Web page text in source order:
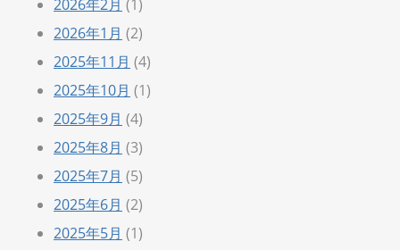
2026年2月 (1)
2026年1月 (2)
2025年11月 (4)
2025年10月 (1)
2025年9月 (4)
2025年8月 (3)
2025年7月 (5)
2025年6月 (2)
2025年5月 (1)